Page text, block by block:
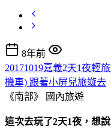
8年前
20171019嘉義2天1夜輕
機車) 跟著小屏兒旅遊去
《南部》
國內旅遊
這次去玩了2天1夜，想